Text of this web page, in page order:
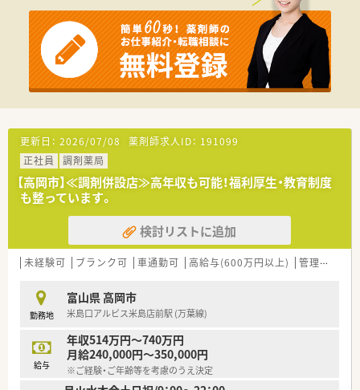
■有給取得率も全社員平均で約80％近くまで取得されておりま
すし、年間で一回7連休もしくは4連休を2回取得できる『リフレ
ッシュ制度』もございます。
更新日： 2026/07/08 薬剤師求人ID： 191099
正社員
調剤薬局
【高岡市】≪調剤併設店≫高年収も可能！福利厚生・教育制度
も整っています。
検討リストに追加
未経験可 ブランク可 車通勤可 高給与(600万円以上) 管理薬剤師
勤務地
富山県 高岡市
米島口アルビス米島店前駅 (万葉線)
給与
年収514万円～740万円
月給240,000円～350,000円
※ご経験・ご年齢等を考慮のうえ決定